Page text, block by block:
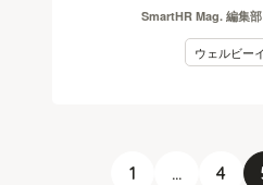
SmartHR Mag. 編集部
ウェルビー
1 ... 4